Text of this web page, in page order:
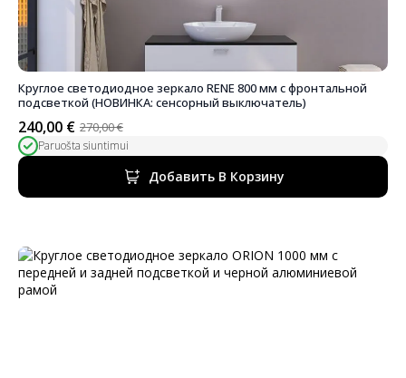
Круглое светодиодное зеркало RENE 800 мм с фронтальной
подсветкой (НОВИНКА: сенсорный выключатель)
270,00€
Первоначальная
цена
была:
270,00 €.
240,00 €
Текущая
цена:
240,00 €.
Paruošta siuntimui
Добавить В Корзину